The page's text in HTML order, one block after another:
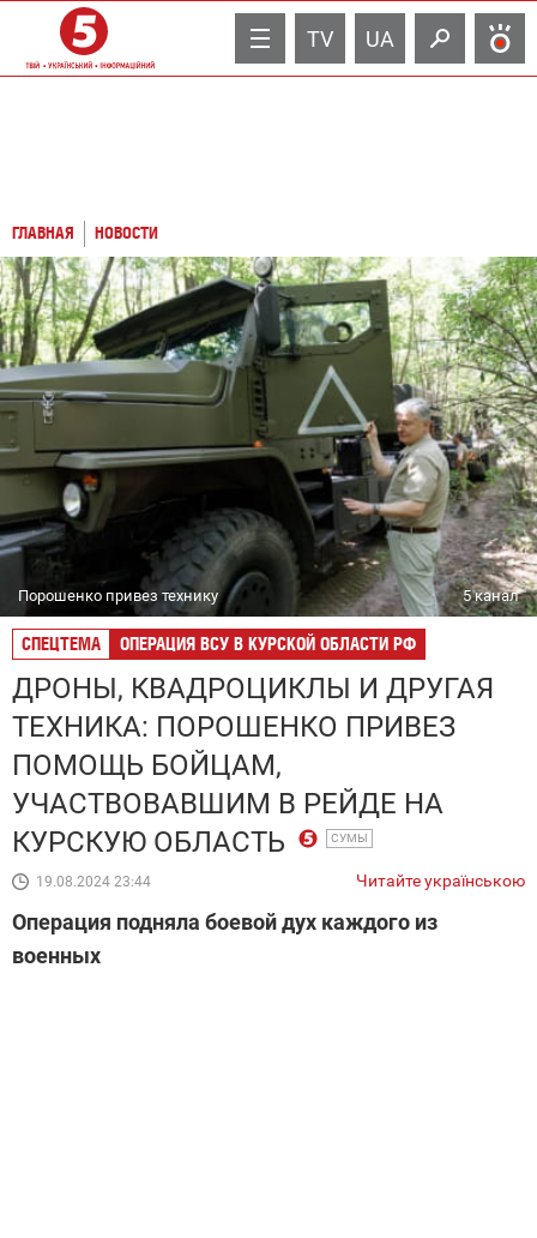
TV UA
ГЛАВНАЯ НОВОСТИ
Порошенко привез технику 5 канал
СПЕЦТЕМА ОПЕРАЦИЯ ВСУ В КУРСКОЙ ОБЛАСТИ РФ
ДРОНЫ, КВАДРОЦИКЛЫ И ДРУГАЯ
ТЕХНИКА: ПОРОШЕНКО ПРИВЕЗ
ПОМОЩЬ БОЙЦАМ,
УЧАСТВОВАВШИМ В РЕЙДЕ НА
КУРСКУЮ ОБЛАСТЬ
СУМЫ
19.08.2024 23:44 Читайте українською
Операция подняла боевой дух каждого из
военных